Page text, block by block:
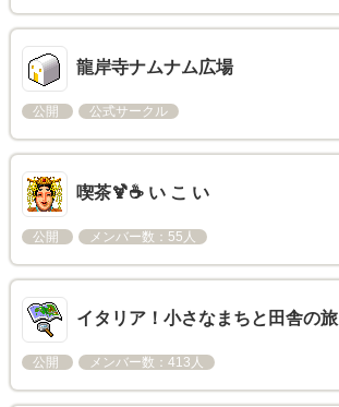
龍岸寺ナムナム広場
公開 公式サークル
喫茶🍹☕ い こ い
公開 メンバー数：55人
イタリア！小さなまちと田舎の旅
公開 メンバー数：413人